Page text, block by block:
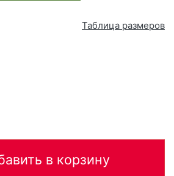
Таблица размеров
в корзину